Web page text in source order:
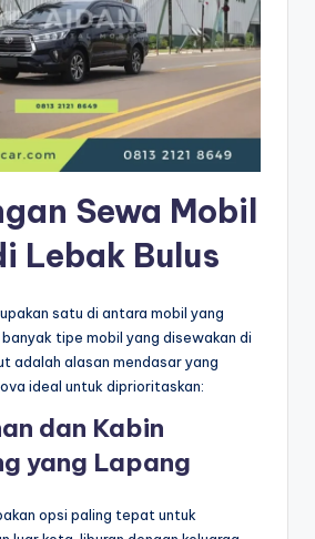
Sewa Mobil
Lebak Bulus
satu di antara mobil yang
tipe mobil yang disewakan di
adalah alasan mendasar yang
ideal untuk diprioritaskan:
dan Kabin
yang Lapang
opsi paling tepat untuk